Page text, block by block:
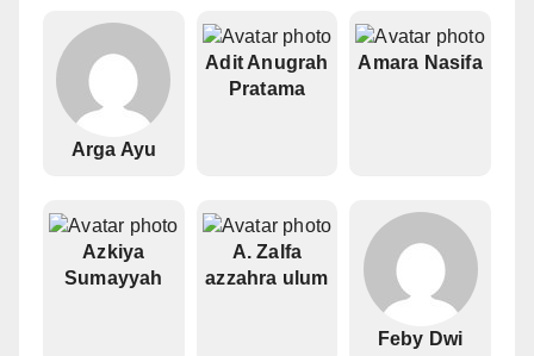
Arga Ayu
Adit Anugrah
Pratama
Amara Nasifa
Azkiya
Sumayyah
A. Zalfa
azzahra ulum
Feby Dwi